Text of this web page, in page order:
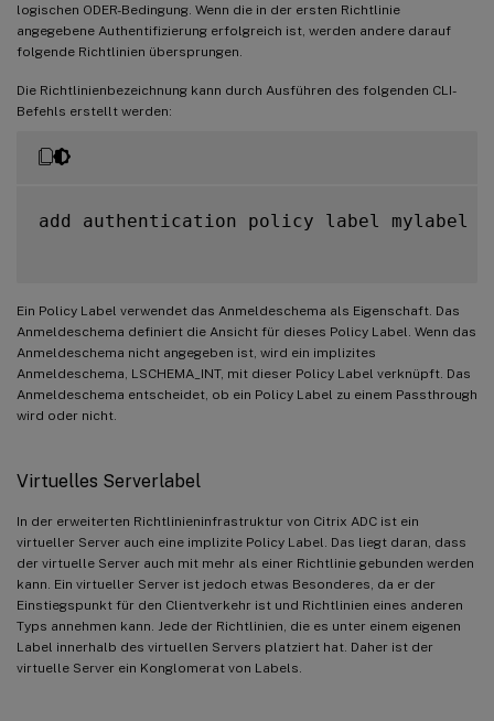
logischen ODER-Bedingung. Wenn die in der ersten Richtlinie
angegebene Authentifizierung erfolgreich ist, werden andere darauf
folgende Richtlinien übersprungen.
Die Richtlinienbezeichnung kann durch Ausführen des folgenden CLI-
Befehls erstellt werden:
add authentication policy label mylabel
Ein Policy Label verwendet das Anmeldeschema als Eigenschaft. Das
Anmeldeschema definiert die Ansicht für dieses Policy Label. Wenn das
Anmeldeschema nicht angegeben ist, wird ein implizites
Anmeldeschema, LSCHEMA_INT, mit dieser Policy Label verknüpft. Das
Anmeldeschema entscheidet, ob ein Policy Label zu einem Passthrough
wird oder nicht.
Virtuelles Serverlabel
In der erweiterten Richtlinieninfrastruktur von Citrix ADC ist ein
virtueller Server auch eine implizite Policy Label. Das liegt daran, dass
der virtuelle Server auch mit mehr als einer Richtlinie gebunden werden
kann. Ein virtueller Server ist jedoch etwas Besonderes, da er der
Einstiegspunkt für den Clientverkehr ist und Richtlinien eines anderen
Typs annehmen kann. Jede der Richtlinien, die es unter einem eigenen
Label innerhalb des virtuellen Servers platziert hat. Daher ist der
virtuelle Server ein Konglomerat von Labels.